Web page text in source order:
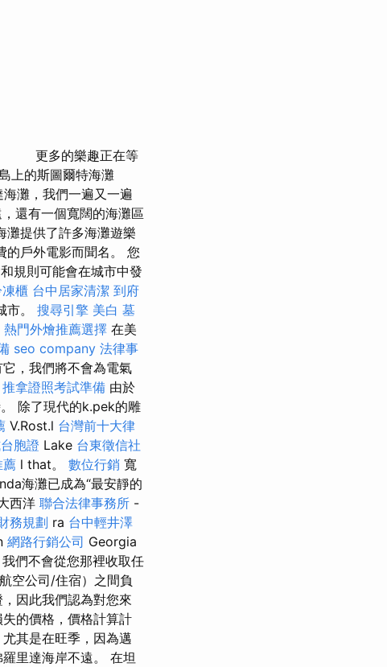
更多的樂趣正在等
上的斯圖爾特海灘
灘，我們一遍又一遍
還有一個寬闊的海灘區
灘提供了許多海灘遊樂
的戶外電影而聞名。 您
規則可能會在城市中發
櫃 台中居家清潔 到府
市。 搜尋引擎 美白 墓
熱門外燴推薦選擇 在美
seo company 法律事
，我們將不會為電氣
推拿證照考試準備 由於
除了現代的k.pek的雕
V.Rost.l 台灣前十大律
胞證 Lake 台東徵信社
薦 l that。 數位行銷 寬
海灘已成為“最安靜的
西洋 聯合法律事務所 -
務規劃 ra 台中輕井澤
網路行銷公司 Georgia
們不會從您那裡收取任
空公司/住宿）之間負
因此我們認為對您來
的價格，價格計算計
其是在旺季，因為邁
里達海岸不遠。 在坦